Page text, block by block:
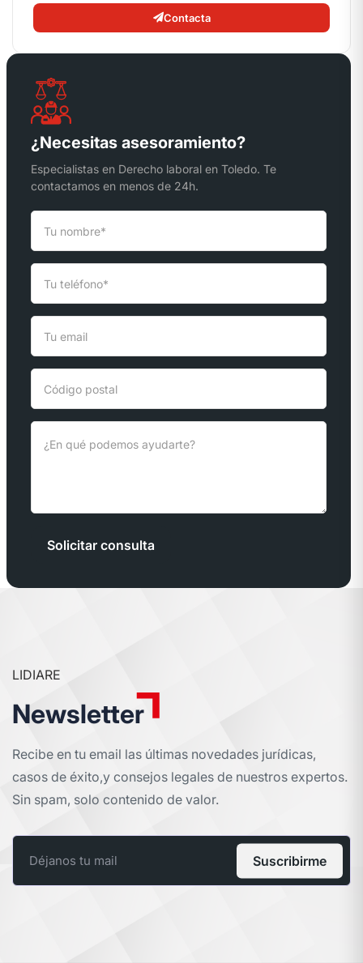
Contacta
¿Necesitas asesoramiento?
Especialistas en Derecho laboral en Toledo. Te
contactamos en menos de 24h.
Solicitar consulta
LIDIARE
Newsletter
Recibe en tu email las últimas novedades jurídicas,
casos de éxito,y consejos legales de nuestros expertos.
Sin spam, solo contenido de valor.
Suscribirme